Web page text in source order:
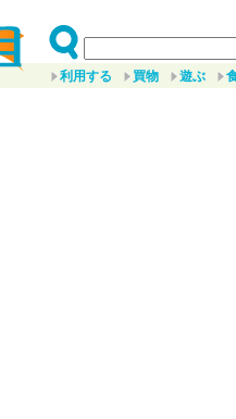
利用する 買物 遊ぶ